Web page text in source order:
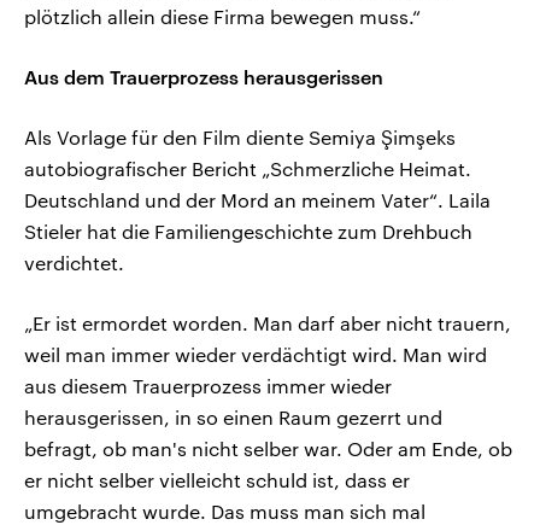
plötzlich allein diese Firma bewegen muss.“
Aus dem Trauerprozess herausgerissen
Als Vorlage für den Film diente Semiya Şimşeks
autobiografischer Bericht „Schmerzliche Heimat.
Deutschland und der Mord an meinem Vater“. Laila
Stieler hat die Familiengeschichte zum Drehbuch
verdichtet.
„Er ist ermordet worden. Man darf aber nicht trauern,
weil man immer wieder verdächtigt wird. Man wird
aus diesem Trauerprozess immer wieder
herausgerissen, in so einen Raum gezerrt und
befragt, ob man's nicht selber war. Oder am Ende, ob
er nicht selber vielleicht schuld ist, dass er
umgebracht wurde. Das muss man sich mal